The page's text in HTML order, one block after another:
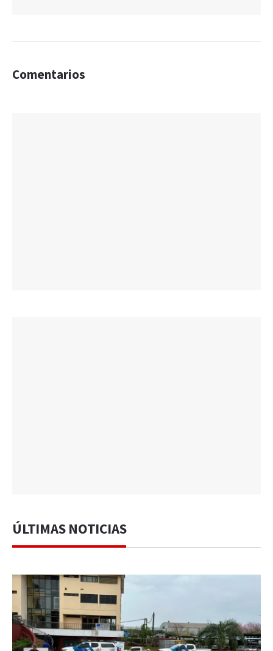
Comentarios
ÚLTIMAS NOTICIAS